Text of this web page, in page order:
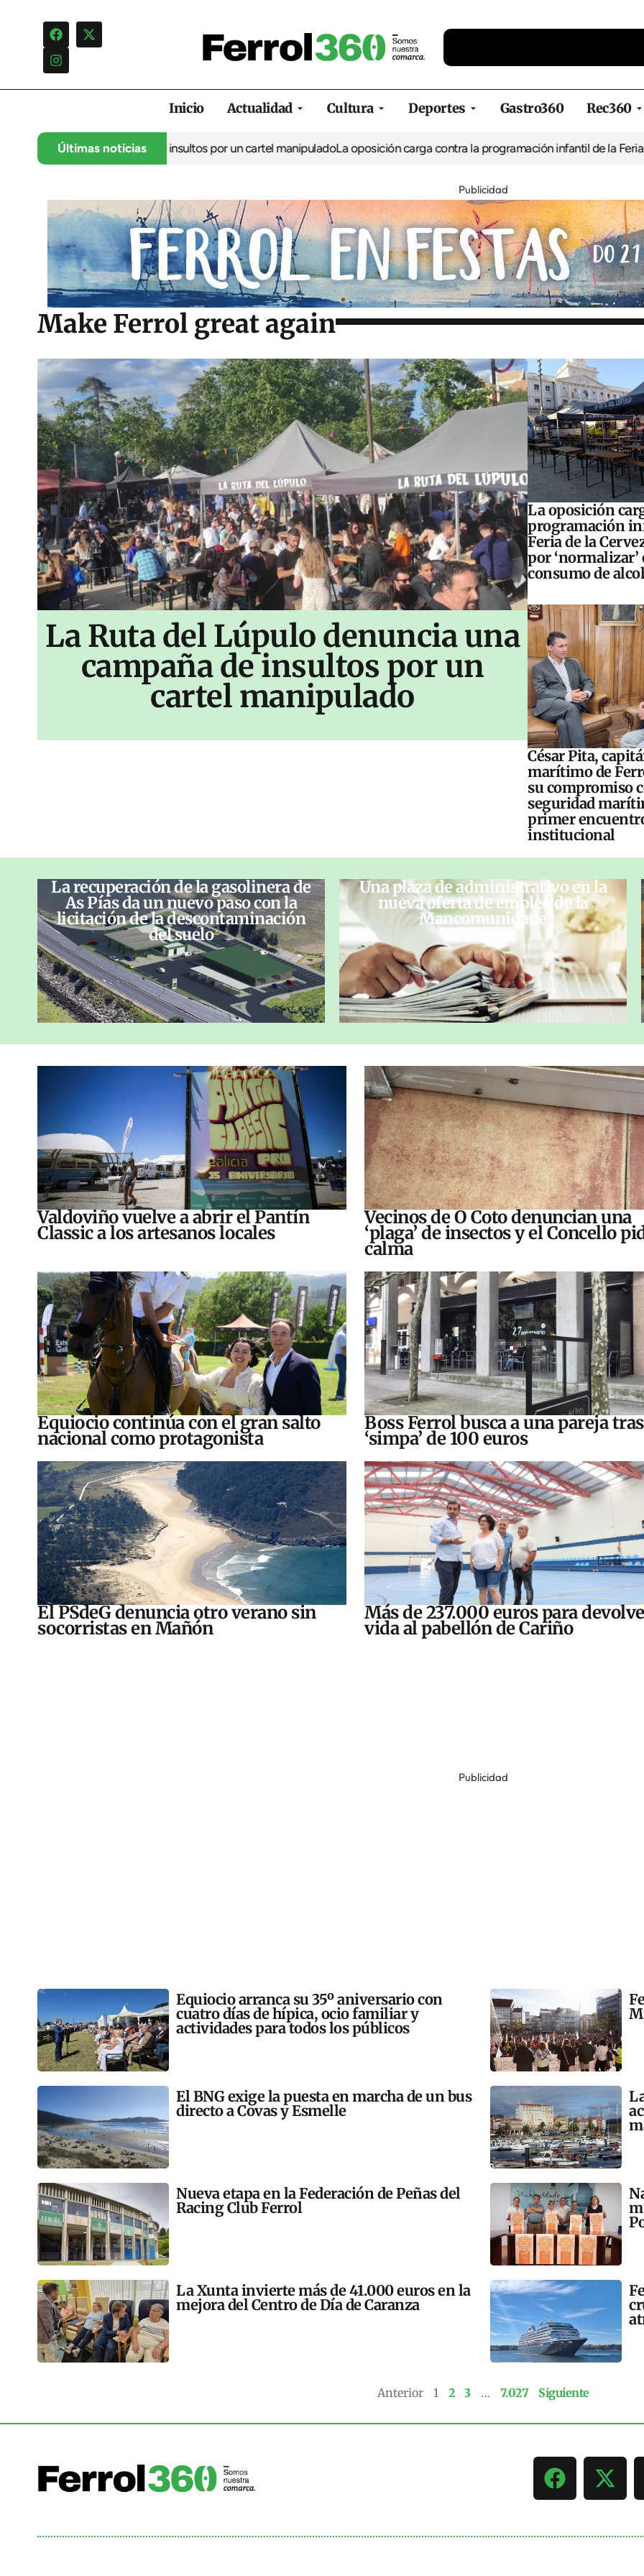
Inicio Actualidad Cultura Deportes Gastro360 Rec360
Últimas noticias
una campaña de insultos por un cartel manipuladoLa oposición carga contra la programación infantil de la Feria de la
Publicidad
Make Ferrol great again
La Ruta del Lúpulo denuncia una
campaña de insultos por un
cartel manipulado
La oposición
programación
Feria de la
por ‘normalizar’
consumo de
César Pita,
marítimo de
su compromiso
seguridad
primer
institucional
La recuperación de la gasolinera de
As Pías da un nuevo paso con la
licitación de la descontaminación
del suelo
Una plaza de administrativo en la
nueva oferta de empleo de la
Mancomunidade
Valdoviño vuelve a abrir el Pantín
Classic a los artesanos locales
Vecinos de O Coto denuncian una
‘plaga’ de insectos y el Concello
calma
Equiocio continúa con el gran salto
nacional como protagonista
Boss Ferrol busca a una pareja
‘simpa’ de 100 euros
El PSdeG denuncia otro verano sin
socorristas en Mañón
Más de 237.000 euros para
vida al pabellón de Cariño
Publicidad
Equiocio arranca su 35º aniversario con
cuatro días de hípica, ocio familiar y
actividades para todos los públicos
El BNG exige la puesta en marcha de un bus
directo a Covas y Esmelle
Nueva etapa en la Federación de Peñas del
Racing Club Ferrol
La Xunta invierte más de 41.000 euros en la
mejora del Centro de Día de Caranza
Anterior 1 2 3 … 7.027 Siguiente